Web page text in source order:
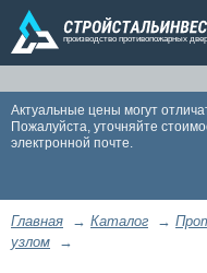
Актуальные цены могут
Пожалуйста, уточняйте
электронной почте.
Главная → Каталог →
узлом →